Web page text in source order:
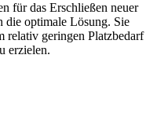
für das Erschließen neuer
die optimale Lösung. Sie
relativ geringen Platzbedarf
erzielen.